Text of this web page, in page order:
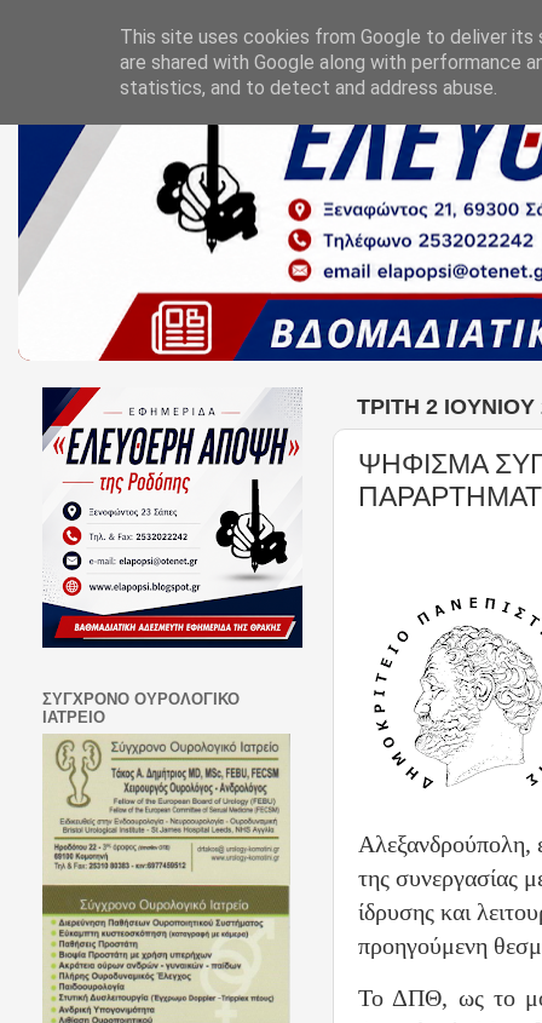
ΤΡΊΤΗ 2 ΙΟΥΝΊΟΥ
ΨΗΦΙΣΜΑ
Αλεξανδρούπολη,
της συνεργασίας
ίδρυσης και
προηγούμενη
Το ΔΠΘ, ως το
ΣΥΓΧΡΟΝΟ ΟΥΡΟΛΟΓΙΚΟ
ΙΑΤΡΕΙΟ
This site uses cookies from Google to deliver its
are shared with Google along with performance
statistics, and to detect and address abuse.